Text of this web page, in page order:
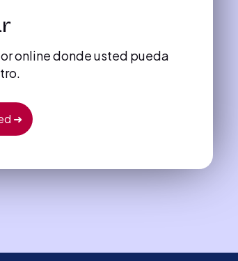
online donde usted pueda
➜